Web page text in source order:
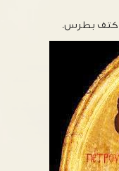
كتف بطرس.